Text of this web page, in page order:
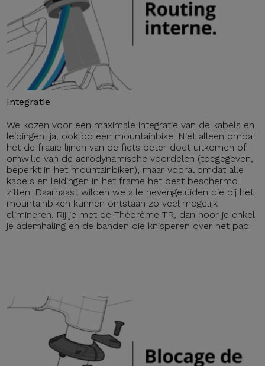
Integratie
We kozen voor een maximale integratie van de kabels en
leidingen, ja, ook op een mountainbike. Niet alleen omdat
het de fraaie lijnen van de fiets beter doet uitkomen of
omwille van de aerodynamische voordelen (toegegeven,
beperkt in het mountainbiken), maar vooral omdat alle
kabels en leidingen in het frame het best beschermd
zitten. Daarnaast wilden we alle nevengeluiden die bij het
mountainbiken kunnen ontstaan zo veel mogelijk
elimineren. Rij je met de Théorème TR, dan hoor je enkel
je ademhaling en de banden die knisperen over het pad.